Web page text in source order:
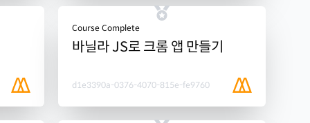
Course Complete
바닐라 JS로 크롬 앱 만들기
d1e3390a-0376-4070-815e-fe9760